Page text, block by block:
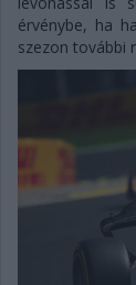
érvénybe, ha
szezon további